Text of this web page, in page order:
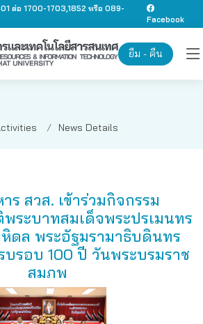
ต่อ 1700-1703,1852 หรือ 089-
Facebook
ยืม - คืน
News Details
ร สวส. เข้าร่วมกิจกรรม
พระบาทสมเด็จพระปรเมนทร
ดล พระอัฐมรามาธิบดินทร
บรอบ 100 ปี วันพระบรมราช
สมภพ